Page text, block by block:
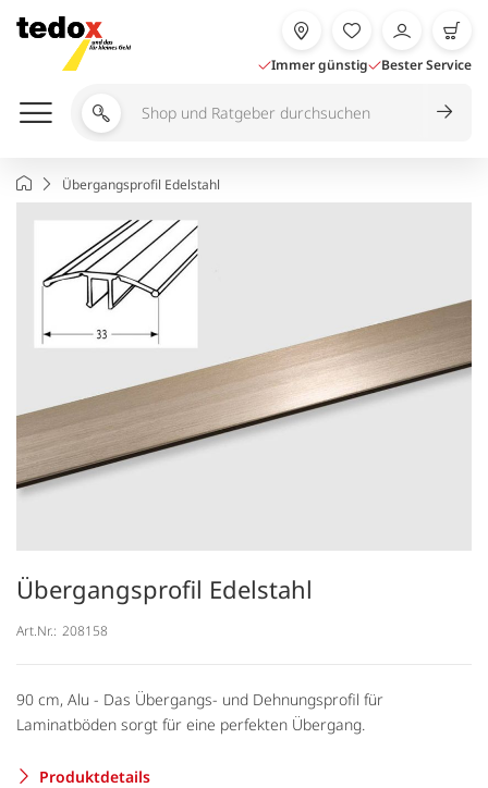
Inhalt
springen
Immer günstig Bester Service
Shop
durchsuchen
StartseiteÜbergangsprofil Edelstahl
Übergangsprofil Edelstahl
Art.Nr.: 208158
90 cm, Alu - Das Übergangs- und Dehnungsprofil für
Laminatböden sorgt für eine perfekten Übergang.
Produktdetails